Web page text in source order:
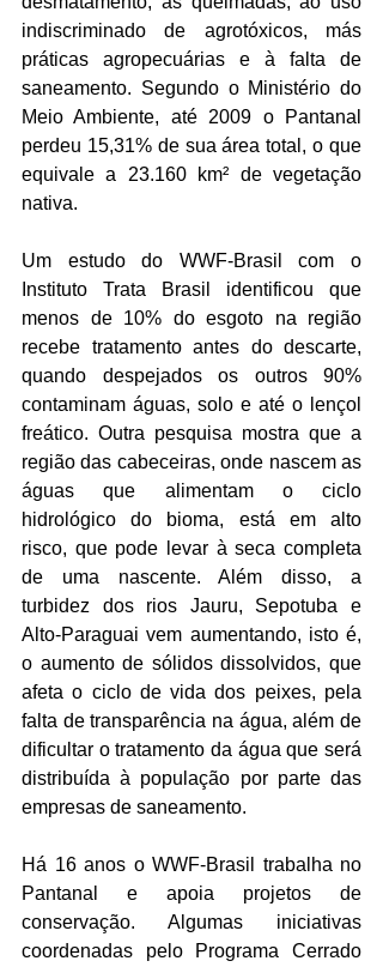
indiscriminado de agrotóxicos, más
práticas agropecuárias e à falta de
saneamento. Segundo o Ministério do
Meio Ambiente, até 2009 o Pantanal
perdeu 15,31% de sua área total, o que
equivale a 23.160 km² de vegetação
nativa.
Um estudo do WWF-Brasil com o
Instituto Trata Brasil identificou que
menos de 10% do esgoto na região
recebe tratamento antes do descarte,
quando despejados os outros 90%
contaminam águas, solo e até o lençol
freático. Outra pesquisa mostra que a
região das cabeceiras, onde nascem as
águas que alimentam o ciclo
hidrológico do bioma, está em alto
risco, que pode levar à seca completa
de uma nascente. Além disso, a
turbidez dos rios Jauru, Sepotuba e
Alto-Paraguai vem aumentando, isto é,
o aumento de sólidos dissolvidos, que
afeta o ciclo de vida dos peixes, pela
falta de transparência na água, além de
dificultar o tratamento da água que será
distribuída à população por parte das
empresas de saneamento.
Há 16 anos o WWF-Brasil trabalha no
Pantanal e apoia projetos de
conservação. Algumas iniciativas
coordenadas pelo Programa Cerrado